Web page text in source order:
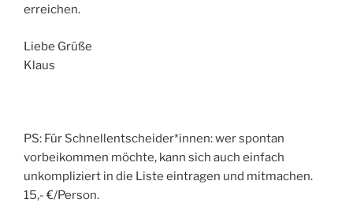
erreichen.
Liebe Grüße
Klaus
PS: Für Schnellentscheider*innen: wer spontan
vorbeikommen möchte, kann sich auch einfach
unkompliziert in die Liste eintragen und mitmachen.
15,- €/Person.